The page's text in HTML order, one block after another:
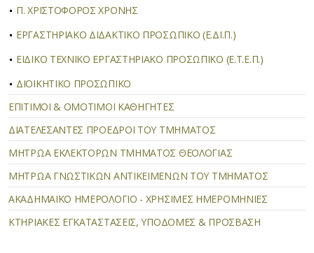
Π. ΧΡΙΣΤΟΦΟΡΟΣ ΧΡΟΝΗΣ
ΕΡΓΑΣΤΗΡΙΑΚΟ ΔΙΔΑΚΤΙΚΟ ΠΡΟΣΩΠΙΚΟ (Ε.ΔΙ.Π.)
ΕΙΔΙΚΟ ΤΕΧΝΙΚΟ ΕΡΓΑΣΤΗΡΙΑΚΟ ΠΡΟΣΩΠΙΚΟ (Ε.Τ.Ε.Π.)
ΔΙΟΙΚΗΤΙΚΟ ΠΡΟΣΩΠΙΚΟ
ΕΠΙΤΙΜΟΙ & ΟΜΟΤΙΜΟΙ ΚΑΘΗΓΗΤΕΣ
ΔΙΑΤΕΛΕΣΑΝΤΕΣ ΠΡΟΕΔΡΟΙ ΤΟΥ ΤΜΗΜΑΤΟΣ
ΜΗΤΡΩΑ ΕΚΛΕΚΤΟΡΩΝ ΤΜΗΜΑΤΟΣ ΘΕΟΛΟΓΙΑΣ
MΗΤΡΩΑ ΓΝΩΣΤΙΚΩΝ ΑΝΤΙΚΕΙΜΕΝΩΝ ΤΟΥ ΤΜΗΜΑΤΟΣ
ΑΚΑΔΗΜΑΪΚΟ ΗΜΕΡΟΛΟΓΙΟ - ΧΡΗΣΙΜΕΣ ΗΜΕΡΟΜΗΝΙΕΣ
ΚΤΗΡΙΑΚΕΣ ΕΓΚΑΤΑΣΤΑΣΕΙΣ, ΥΠΟΔΟΜΕΣ & ΠΡΟΣΒΑΣΗ